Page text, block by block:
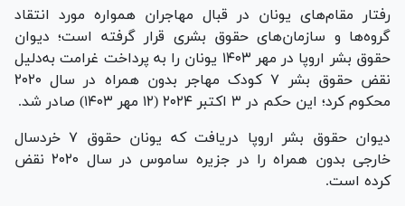
رفتار مقام‌های یونان در قبال مهاجران همواره مورد انتقاد
گروه‌ها و سازمان‌های حقوق بشری قرار گرفته است؛ دیوان
حقوق بشر اروپا در مهر ۱۴۰۳ یونان را به پرداخت غرامت به‌دلیل
نقض حقوق بشر ۷ کودک مهاجر بدون همراه در سال ۲۰۲۰
محکوم کرد؛ این حکم در ۳ اکتبر ۲۰۲۴ (۱۲ مهر ۱۴۰۳) صادر شد.
دیوان حقوق بشر اروپا دریافت که یونان حقوق ۷ خردسال
خارجی بدون همراه را در جزیره ساموس در سال ۲۰۲۰ نقض
کرده است.